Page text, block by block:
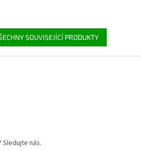
SOUVISEJÍCÍ PRODUKTY
nás.